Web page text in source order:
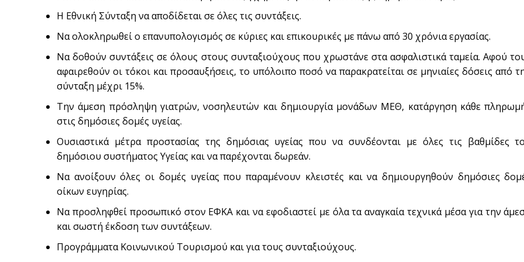
Η Εθνική Σύνταξη να αποδίδεται σε όλες τις συντάξεις.
Να ολοκληρωθεί ο επανυπολογισμός σε κύριες και επικουρικές με πάνω από 30 χρόνια εργασίας.
Να δοθούν συντάξεις σε όλους στους συνταξιούχους που χρωστάνε στα ασφαλιστικά ταμεία. Αφού
αφαιρεθούν οι τόκοι και προσαυξήσεις, το υπόλοιπο ποσό να παρακρατείται σε μηνιαίες δόσεις από
σύνταξη μέχρι 15%.
Την άμεση πρόσληψη γιατρών, νοσηλευτών και δημιουργία μονάδων ΜΕΘ, κατάργηση κάθε
στις δημόσιες δομές υγείας.
Ουσιαστικά μέτρα προστασίας της δημόσιας υγείας που να συνδέονται με όλες τις βαθμίδες
δημόσιου συστήματος Υγείας και να παρέχονται δωρεάν.
Να ανοίξουν όλες οι δομές υγείας που παραμένουν κλειστές και να δημιουργηθούν δημόσιες
οίκων ευγηρίας.
Να προσληφθεί προσωπικό στον ΕΦΚΑ και να εφοδιαστεί με όλα τα αναγκαία τεχνικά μέσα για την
και σωστή έκδοση των συντάξεων.
Προγράμματα Κοινωνικού Τουρισμού και για τους συνταξιούχους.